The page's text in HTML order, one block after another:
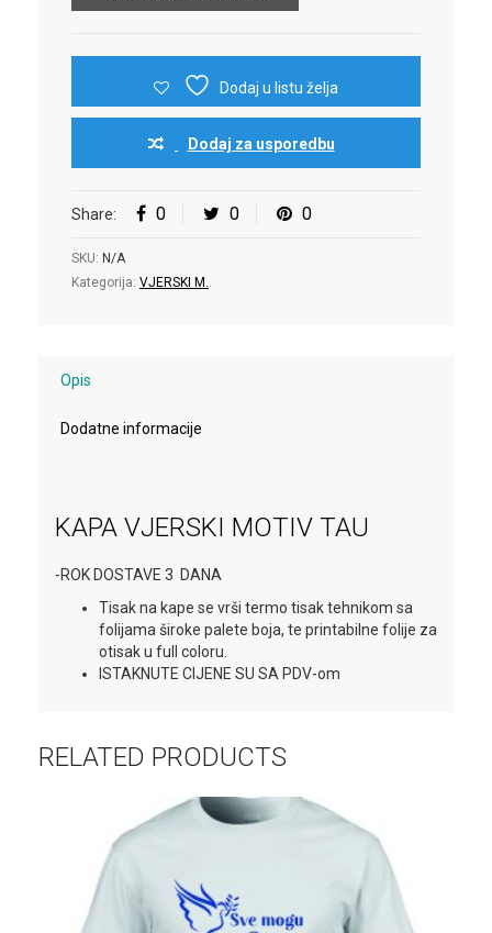
Dodaj u listu želja
Dodaj za usporedbu
Share: 0 0 0
SKU: N/A
Kategorija: VJERSKI M..
Opis
Dodatne informacije
KAPA VJERSKI MOTIV TAU
-ROK DOSTAVE 3 DANA
Tisak na kape se vrši termo tisak tehnikom sa
folijama široke palete boja, te printabilne folije za
otisak u full coloru.
ISTAKNUTE CIJENE SU SA PDV-om
RELATED PRODUCTS